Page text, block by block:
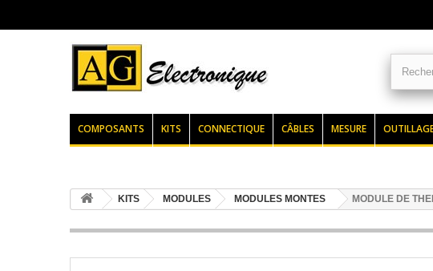
COMPOSANTS KITS CONNECTIQUE CÂBLES MESURE
KITS MODULES MODULES MONTES MODULE DE